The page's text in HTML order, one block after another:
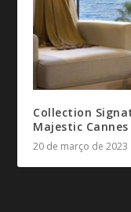
Collection
Majestic Cannes
20 de março de 2023